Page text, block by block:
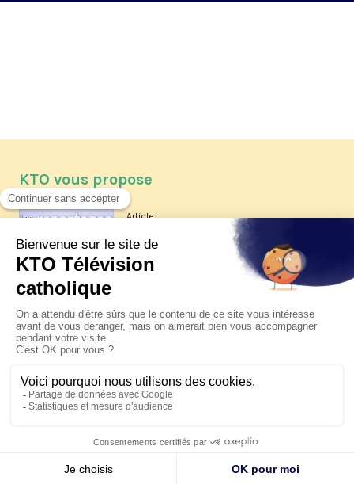
KTO vous propose
Article
Les reportages d'été 2026 de KTO
La visite pastorale du pape Léon
XIV à Assise à suivre sur KTO le
jeudi 6 août
Le pape en Uruguay, Argentine et
Pérou du 6 au 17 novembre 2026
© KTO 2026 — Mentions légales